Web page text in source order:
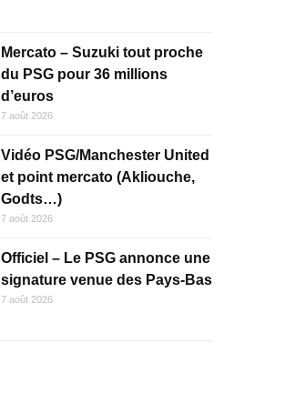
Mercato – Suzuki tout proche
du PSG pour 36 millions
d’euros
7 août 2026
Vidéo PSG/Manchester United
et point mercato (Akliouche,
Godts…)
7 août 2026
Officiel – Le PSG annonce une
signature venue des Pays-Bas
7 août 2026